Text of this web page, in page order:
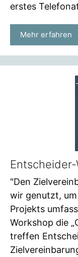
erstes
Mehr erfahren
"Den
wir genutzt,
Projekts
Workshop die
treffen